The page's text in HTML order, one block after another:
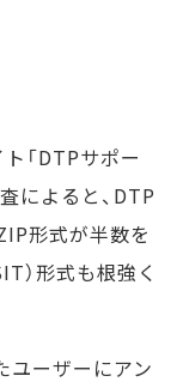
「DTPサポー
によると、DTP
形式が半数を
）形式も根強く
ーザーにアン